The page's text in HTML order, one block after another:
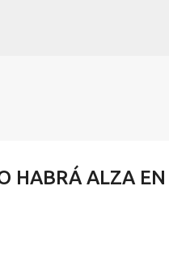
HABRÁ ALZA EN